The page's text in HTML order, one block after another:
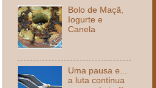
Bolo de Maçã,
Iogurte e
Canela
Uma pausa e...
a luta continua